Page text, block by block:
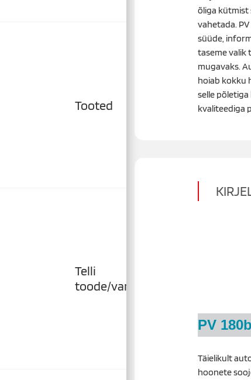
Tooted
Telli
toode/varuosa
õliga kütmist
vahetada.
süüde,
taseme valik
mugavaks.
hoiab kokku
selle
kvaliteediga
PV 180b
Täielikult
hoonete